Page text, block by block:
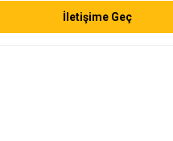
İletişime Geç